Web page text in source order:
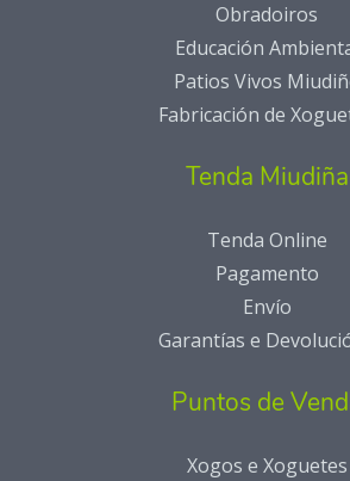
Obradoiros
Educación
Patios Vivos
Fabricación de
Tenda Miudiña
Tenda Online
Pagamento
Envío
Garantías e
Puntos de
Xogos e Xoguetes